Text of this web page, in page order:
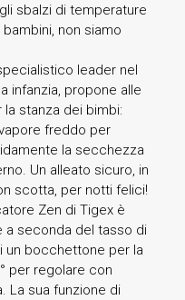
sbalzi di temperature
non siamo
leader nel
infanzia, propone alle
stanza dei bimbi:
freddo per
la secchezza
Un alleato sicuro, in
scotta, per notti felici!
Zen di Tigex è
a seconda del tasso di
un bocchettone per la
per regolare con
La sua funzione di